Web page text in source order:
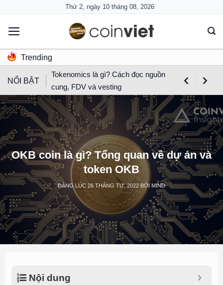
content
Thứ 2, ngày 10 tháng 08, 2026
Trending
NỔI BẬT
Tokenomics là gì? Cách đọc nguồn
cung, FDV và vesting
OKB coin là gì? Tổng quan về dự án và
token OKB
ĐĂNG LÚC 26 THÁNG TƯ, 2022BỞI MIND
Nội dung